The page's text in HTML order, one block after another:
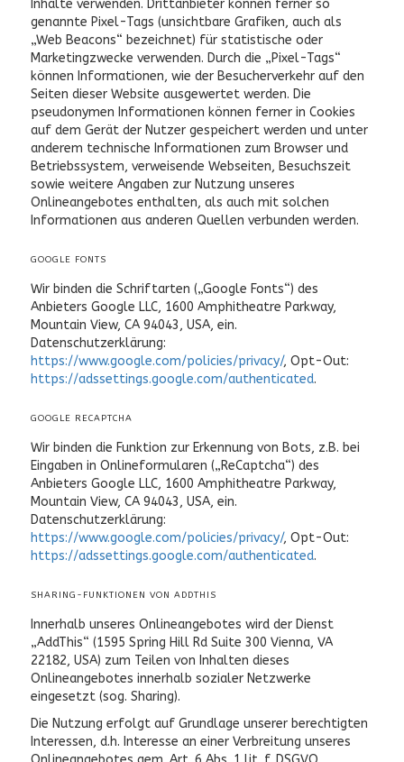
Inhalte verwenden. Drittanbieter können ferner so
genannte Pixel-Tags (unsichtbare Grafiken, auch als
„Web Beacons“ bezeichnet) für statistische oder
Marketingzwecke verwenden. Durch die „Pixel-Tags“
können Informationen, wie der Besucherverkehr auf den
Seiten dieser Website ausgewertet werden. Die
pseudonymen Informationen können ferner in Cookies
auf dem Gerät der Nutzer gespeichert werden und unter
anderem technische Informationen zum Browser und
Betriebssystem, verweisende Webseiten, Besuchszeit
sowie weitere Angaben zur Nutzung unseres
Onlineangebotes enthalten, als auch mit solchen
Informationen aus anderen Quellen verbunden werden.
GOOGLE FONTS
Wir binden die Schriftarten („Google Fonts“) des
Anbieters Google LLC, 1600 Amphitheatre Parkway,
Mountain View, CA 94043, USA, ein.
Datenschutzerklärung:
https://www.google.com/policies/privacy/, Opt-Out:
https://adssettings.google.com/authenticated.
GOOGLE RECAPTCHA
Wir binden die Funktion zur Erkennung von Bots, z.B. bei
Eingaben in Onlineformularen („ReCaptcha“) des
Anbieters Google LLC, 1600 Amphitheatre Parkway,
Mountain View, CA 94043, USA, ein.
Datenschutzerklärung:
https://www.google.com/policies/privacy/, Opt-Out:
https://adssettings.google.com/authenticated.
SHARING-FUNKTIONEN VON ADDTHIS
Innerhalb unseres Onlineangebotes wird der Dienst
„AddThis“ (1595 Spring Hill Rd Suite 300 Vienna, VA
22182, USA) zum Teilen von Inhalten dieses
Onlineangebotes innerhalb sozialer Netzwerke
eingesetzt (sog. Sharing).
Die Nutzung erfolgt auf Grundlage unserer berechtigten
Interessen, d.h. Interesse an einer Verbreitung unseres